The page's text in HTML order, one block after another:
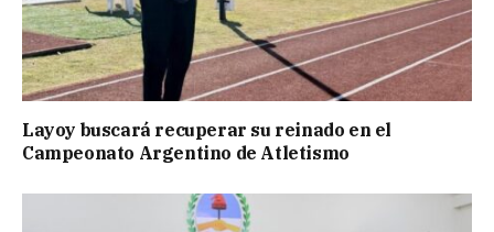
Layoy buscará recuperar su reinado en el
Campeonato Argentino de Atletismo